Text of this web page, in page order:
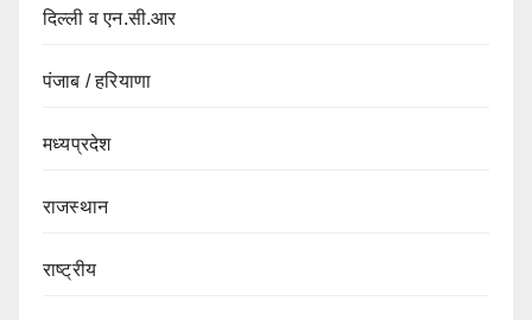
दिल्ली व एन.सी.आर
पंजाब / हरियाणा
मध्यप्रदेश
राजस्थान
राष्ट्रीय